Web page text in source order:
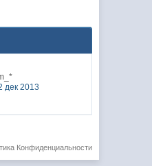
дек 2013
Конфиденциальности